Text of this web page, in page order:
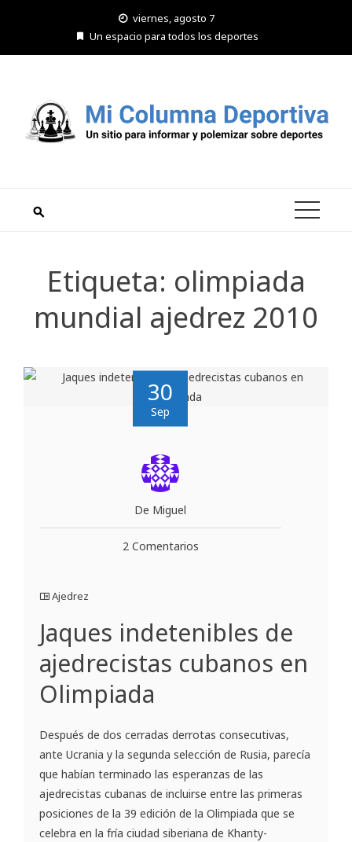
viernes, agosto 7
Un espacio para todos los deportes
Etiqueta: olimpiada
mundial ajedrez 2010
30
Sep
De Miguel
2 Comentarios
Ajedrez
Jaques indetenibles de
ajedrecistas cubanos en
Olimpiada
Después de dos cerradas derrotas consecutivas,
ante Ucrania y la segunda selección de Rusia, parecía
que habían terminado las esperanzas de las
ajedrecistas cubanas de incluirse entre las primeras
posiciones de la 39 edición de la Olimpiada que se
celebra en la fría ciudad siberiana de Khanty-